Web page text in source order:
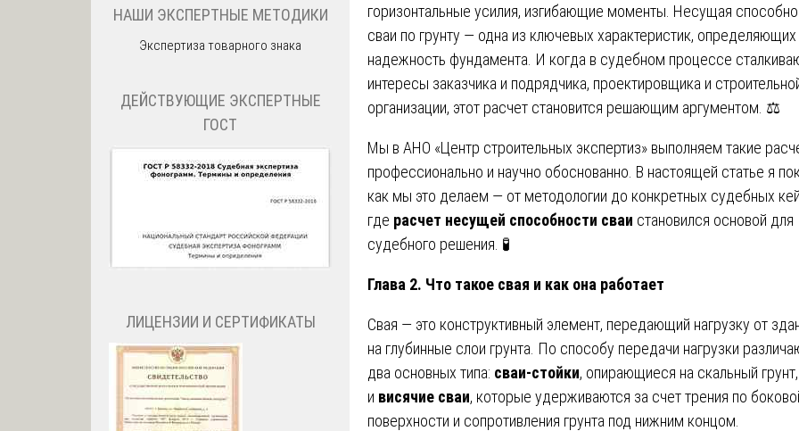
горизонтальные усилия, изгибающие моменты. Несущая
сваи по грунту — одна из ключевых характеристик, определяющих
надежность фундамента. И когда в судебном процессе
интересы заказчика и подрядчика, проектировщика и
организации, этот расчет становится решающим аргументом. ⚖️
Мы в АНО «Центр строительных экспертиз» выполняем такие
профессионально и научно обоснованно. В настоящей статье я
как мы это делаем — от методологии до конкретных судебных
где расчет несущей способности сваи становился основой для
судебного решения. 🧪
Глава 2. Что такое свая и как она работает
Свая — это конструктивный элемент, передающий нагрузку от
на глубинные слои грунта. По способу передачи нагрузки
два основных типа: сваи-стойки, опирающиеся на скальный грунт,
и висячие сваи, которые удерживаются за счет трения по
поверхности и сопротивления грунта под нижним концом.
НАШИ ЭКСПЕРТНЫЕ МЕТОДИКИ
Экспертиза товарного знака
ДЕЙСТВУЮЩИЕ ЭКСПЕРТНЫЕ
ГОСТ
ЛИЦЕНЗИИ И СЕРТИФИКАТЫ